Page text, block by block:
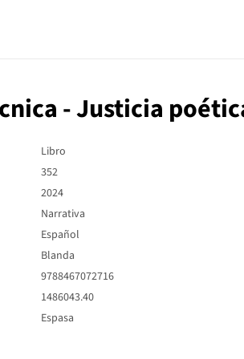
- Justicia
Libro
352
2024
Narrativa
Español
Blanda
9788467072716
1486043.40
Espasa